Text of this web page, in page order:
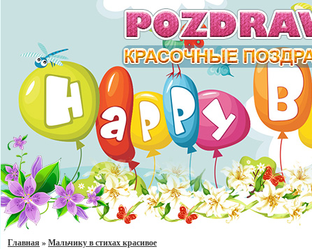
Главная »Мальчику в стихах красивое